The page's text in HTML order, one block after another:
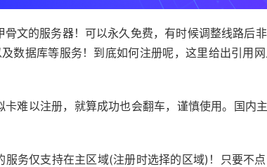
骨文的服务器！可以永久免费，有时候调整线路后
数据库等服务！到底如何注册呢，这里给出引用
卡难以注册，就算成功也会翻车，谨慎使用。国内
服务仅支持在主区域(注册时选择的区域)！只要不